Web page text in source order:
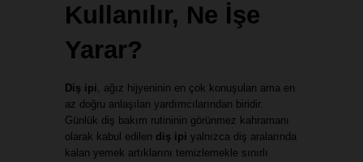
Kullanılır, Ne İşe
Yarar?
Diş ipi, ağız hijyeninin en çok konuşulan ama en
az doğru anlaşılan yardımcılarından biridir.
Günlük diş bakım rutininin görünmez kahramanı
olarak kabul edilen diş ipi yalnızca diş aralarında
kalan yemek artıklarını temizlemekle sınırlı